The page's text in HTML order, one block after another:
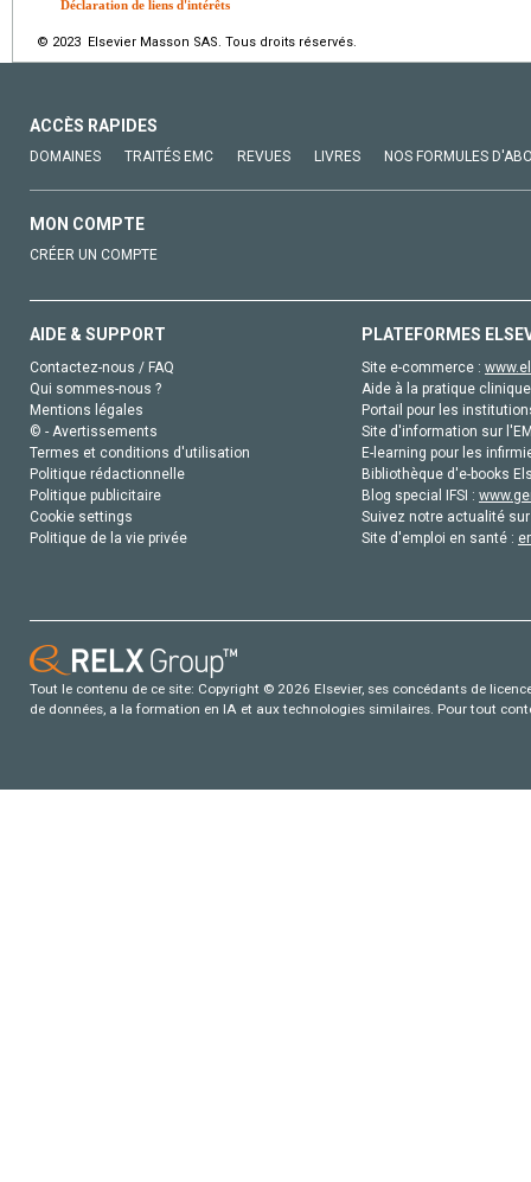
Déclaration de liens d'intérêts
© 2023 Elsevier Masson SAS. Tous droits réservés.
ACCÈS RAPIDES
DOMAINES TRAITÉS EMC REVUES LIVRES NOS FORMULES
MON COMPTE
CRÉER UN COMPTE
AIDE & SUPPORT
Contactez-nous / FAQ
Qui sommes-nous ?
Mentions légales
© - Avertissements
Termes et conditions d'utilisation
Politique rédactionnelle
Politique publicitaire
Cookie settings
Politique de la vie privée
PLATEFORMES
Site e-commerce :
Aide à la pratique
Portail pour les
Site d'information sur
E-learning pour les
Bibliothèque d'e-books
Blog special IFSI :
Suivez notre actualité
Site d'emploi en santé :
Tout le contenu de ce site: Copyright © 2026 Elsevier, ses concédants de
de données, a la formation en IA et aux technologies similaires. Pour tout